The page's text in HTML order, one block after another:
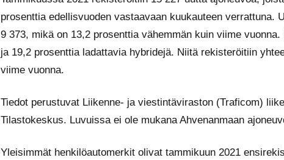
prosenttia edellisvuoden vastaavaan kuukauteen verrattuna.
9 373, mikä on 13,2 prosenttia vähemmän kuin viime
ja 19,2 prosenttia ladattavia hybridejä. Niitä rekisteröitiin
viime vuonna.
Tiedot perustuvat Liikenne- ja viestintäviraston (Traficom)
Tilastokeskus. Luvuissa ei ole mukana Ahvenanmaan
Yleisimmät henkilöautomerkit olivat tammikuun 2021